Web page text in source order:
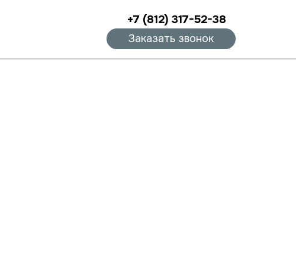
+7 (812) 317-52-38
Заказать звонок